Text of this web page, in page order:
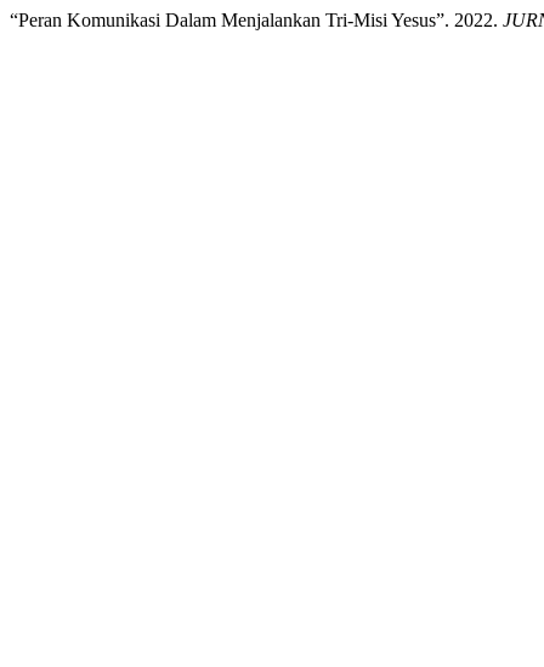
“Peran Komunikasi Dalam Menjalankan Tri-Misi Yesus”. 2022.